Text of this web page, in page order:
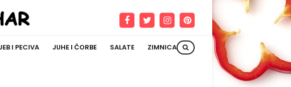
I PECIVA JUHE I ČORBE SALATE ZIMNICA